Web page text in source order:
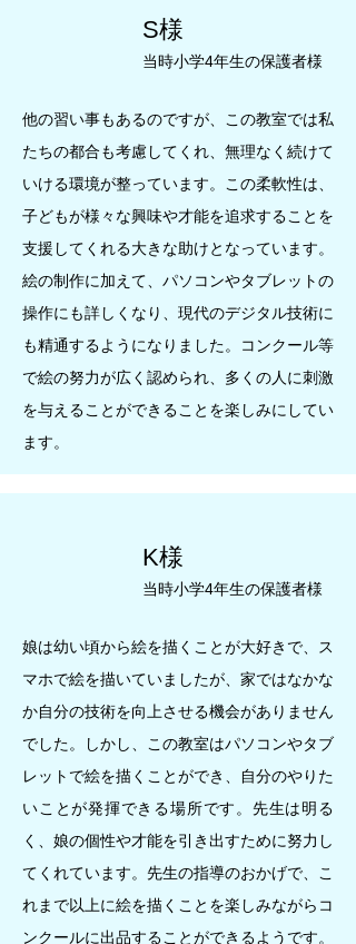
S様
当時小学4年生の保護者様
他の習い事もあるのですが、この教室では私
たちの都合も考慮してくれ、無理なく続けて
いける環境が整っています。この柔軟性は、
子どもが様々な興味や才能を追求することを
支援してくれる大きな助けとなっています。
絵の制作に加えて、パソコンやタブレットの
操作にも詳しくなり、現代のデジタル技術に
も精通するようになりました。コンクール等
で絵の努力が広く認められ、多くの人に刺激
を与えることができることを楽しみにしてい
ます。
K様
当時小学4年生の保護者様
娘は幼い頃から絵を描くことが大好きで、ス
マホで絵を描いていましたが、家ではなかな
か自分の技術を向上させる機会がありません
でした。しかし、この教室はパソコンやタブ
レットで絵を描くことができ、自分のやりた
いことが発揮できる場所です。先生は明る
く、娘の個性や才能を引き出すために努力し
てくれています。先生の指導のおかげで、こ
れまで以上に絵を描くことを楽しみながらコ
ンクールに出品することができるようです。